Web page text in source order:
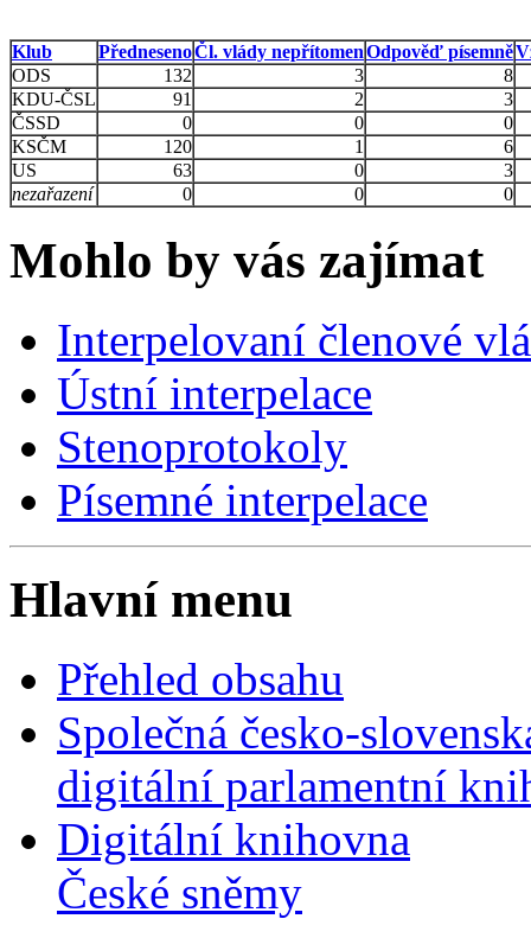
Klub PřednesenoČl. vlády nepřítomenOdpověď písemně
ODS
132 3
8
KDU-ČSL
91 2
3
ČSSD
0 0
0
KSČM
120 1
6
US
63 0
3
nezařazení
0 0 0
Mohlo by vás zajímat
Interpelovaní členové
Ústní interpelace
Stenoprotokoly
Písemné interpelace
Hlavní menu
Přehled obsahu
Společná česko-
digitální parlamentní
Digitální knihovna
České sněmy